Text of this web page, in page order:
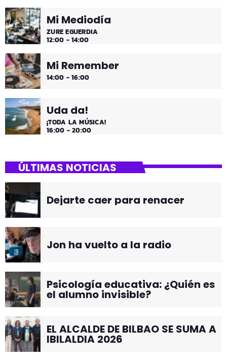
Mi Mediodía
ZURE EGUERDIA
12:00 - 14:00
Mi Remember
14:00 - 16:00
Uda da!
¡TODA LA MÚSICA!
16:00 - 20:00
ÚLTIMAS NOTICIAS
Dejarte caer para renacer
Jon ha vuelto a la radio
Psicología educativa: ¿Quién es
el alumno invisible?
EL ALCALDE DE BILBAO SE SUMA A
IBILALDIA 2026